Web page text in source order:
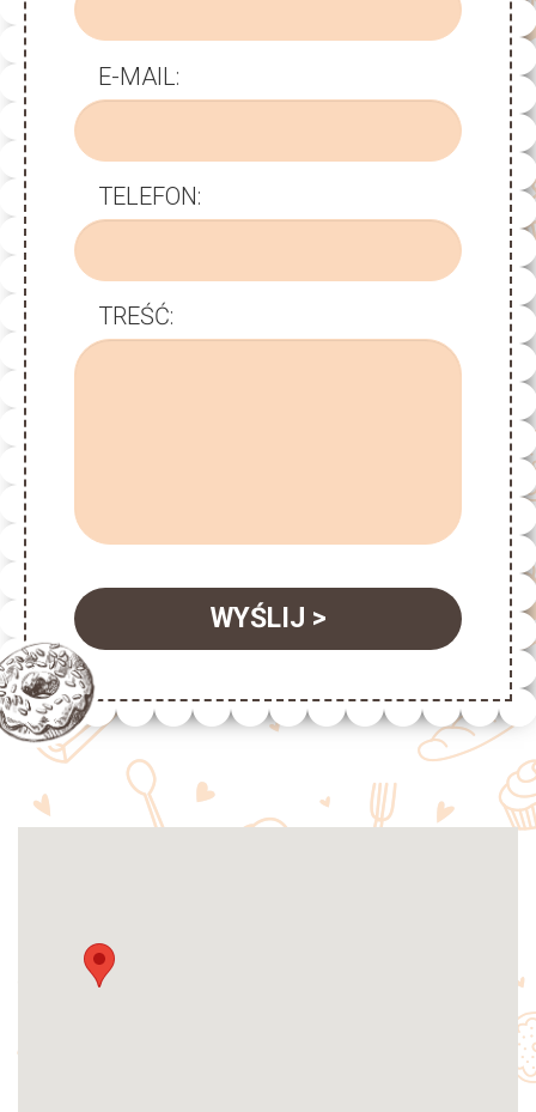
E-MAIL:
TELEFON:
TREŚĆ:
WYŚLIJ >